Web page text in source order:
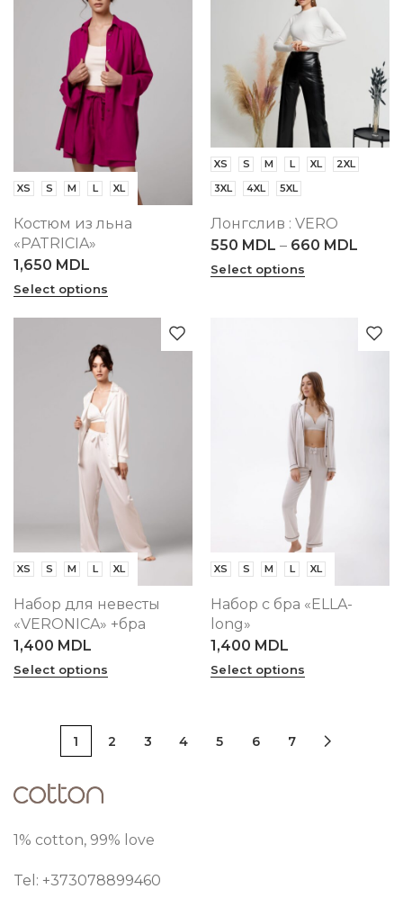
XS S M L XL
Костюм из льна
«PATRICIA»
1,650 MDL
Select options
XS S M L XL
2XL
3XL
4XL 5XL
Лонгслив : VERO
550 MDL – 660 MDL
Select options
XS S M L XL
Набор для невесты
«VERONICA» +бра
1,400 MDL
Select options
XS S M L XL
Набор с бра «ELLA-
long»
1,400 MDL
Select options
1 2 3 4 5 6 7
1% cotton, 99% love
Tel: +373078899460